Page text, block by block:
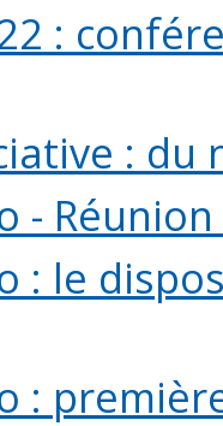
:
: du
-
: le
: